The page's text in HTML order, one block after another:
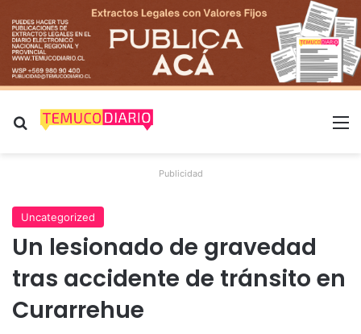
Buscar por
Publicidad
Uncategorized
Un lesionado de gravedad
tras accidente de tránsito en
Curarrehue